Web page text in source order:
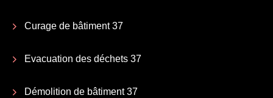
Curage de bâtiment 37
Evacuation des déchets 37
Démolition de bâtiment 37